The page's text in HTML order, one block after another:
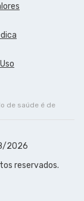
de saúde é de
2026
reservados.